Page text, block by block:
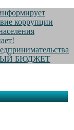
коррупции
БЮДЖЕТ